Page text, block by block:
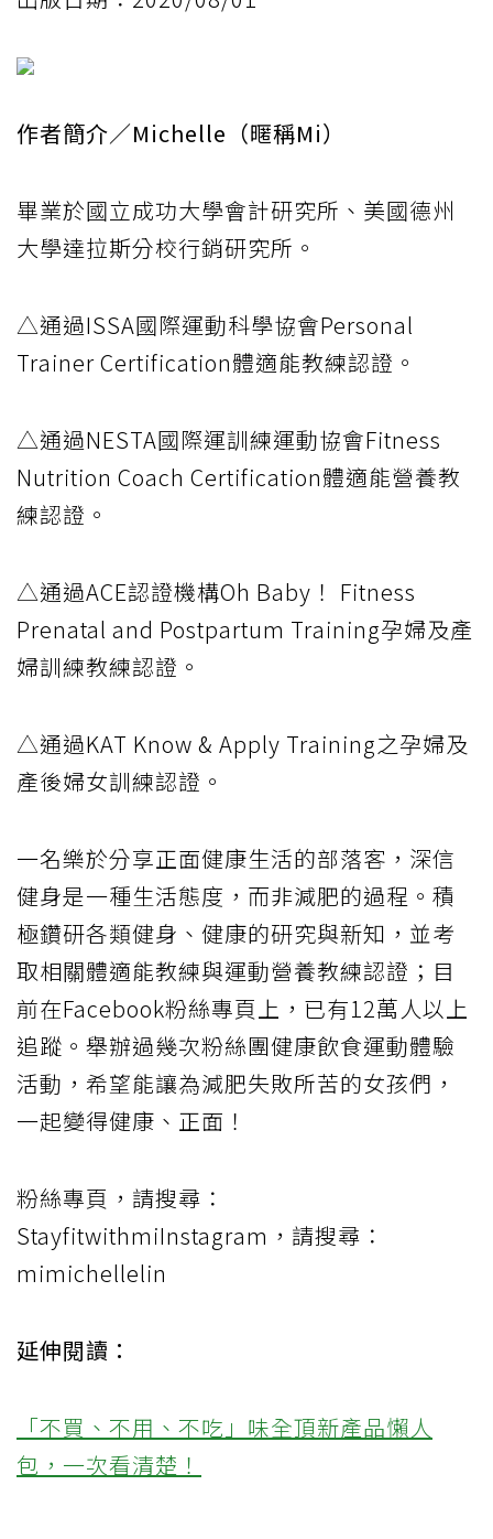
作者簡介／Michelle（暱稱Mi）
畢業於國立成功大學會計研究所、美國德州
大學達拉斯分校行銷研究所。
△通過ISSA國際運動科學協會Personal
Trainer Certification體適能教練認證。
△通過NESTA國際運訓練運動協會Fitness
Nutrition Coach Certification體適能營養教
練認證。
△通過ACE認證機構Oh Baby！ Fitness
Prenatal and Postpartum Training孕婦及產
婦訓練教練認證。
△通過KAT Know & Apply Training之孕婦及
產後婦女訓練認證。
一名樂於分享正面健康生活的部落客，深信
健身是一種生活態度，而非減肥的過程。積
極鑽研各類健身、健康的研究與新知，並考
取相關體適能教練與運動營養教練認證；目
前在Facebook粉絲專頁上，已有12萬人以上
追蹤。舉辦過幾次粉絲團健康飲食運動體驗
活動，希望能讓為減肥失敗所苦的女孩們，
一起變得健康、正面！
粉絲專頁，請搜尋：
StayfitwithmiInstagram，請搜尋：
mimichellelin
延伸閱讀：
「不買、不用、不吃」味全頂新產品懶人
包，一次看清楚！